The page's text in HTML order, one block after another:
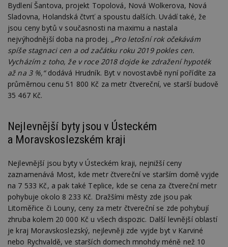
Bydlení Šantova, projekt Topolová, Nová Wolkerova, Nová
Sladovna, Holandská čtvrť a spoustu dalších. Uvádí také, že
jsou ceny bytů v současnosti na maximu a nastala
nejvýhodnější doba na prodej. „Pro letošní rok očekávám
spíše stagnaci cen a od začátku roku 2019 pokles cen.
Vycházím z toho, že v roce 2018 dojde ke zdražení hypoték
až na 3 %,“dodává Hrudník. Byt v novostavbě nyní pořídíte za
průměrnou cenu 51 800 Kč za metr čtvereční, ve starší budově
35 467 Kč.
Nejlevnější byty jsou v Ústeckém
a Moravskoslezském kraji
Nejlevnější jsou byty v Ústeckém kraji, nejnižší ceny
zaznamenává Most, kde metr čtvereční ve starším domě vyjde
na 7 533 Kč, a pak také Teplice, kde se cena za čtvereční metr
pohybuje okolo 8 233 Kč. Dražšími městy zde jsou pak
Litoměřice či Louny, ceny za metr čtvereční se zde pohybují
zhruba kolem 20 000 Kč u všech dispozic. Další levnější oblastí
je kraj Moravskoslezský, nejlevněji zde vyjde byt v Karviné
nebo Rychvaldě, ve starších domech mnohdy méně než 10